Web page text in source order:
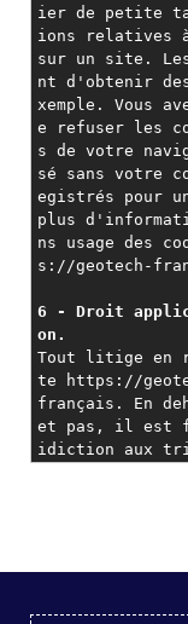
ier de petite
ions relatives
sur un site. Les
nt d'obtenir
xemple. Vous
e refuser les
s de votre
sé sans votre
egistrés pour
plus
ns usage des
s://geotech-
6 - Droit
on.
Tout litige en
te https://
français. En
et pas, il est
idiction aux